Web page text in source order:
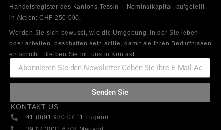
Handelsregister des Kantons Tessin – Nominalkapital, aufgeteilt
in Aktien: CHF 250’000.
Werden Sie sich bewusst, wie die Umgebung, in der Sie leben
oder arbeiten, beschaffen sein sollte, damit sie Ihren Bedürfnissen
entspricht. Bleiben Sie mit uns in Kontakt.
Senden Sie
KONTAKT US
+41 (0)91 980 07 11 Lugano